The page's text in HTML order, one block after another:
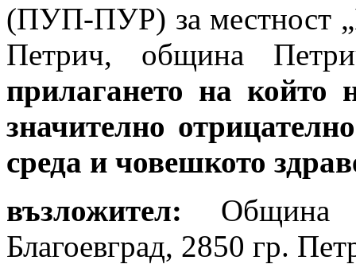
(ПУП-ПУР) за местност
Петрич, община
прилагането на който
значително
среда и човешкото
възложител: Община
Благоевград, 2850 гр.